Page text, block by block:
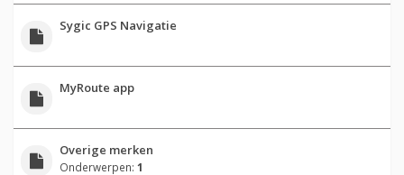
Sygic GPS Navigatie
MyRoute app
Overige merken
Onderwerpen: 1